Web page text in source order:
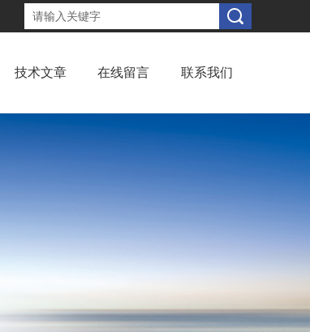
技术文章 在线留言 联系我们